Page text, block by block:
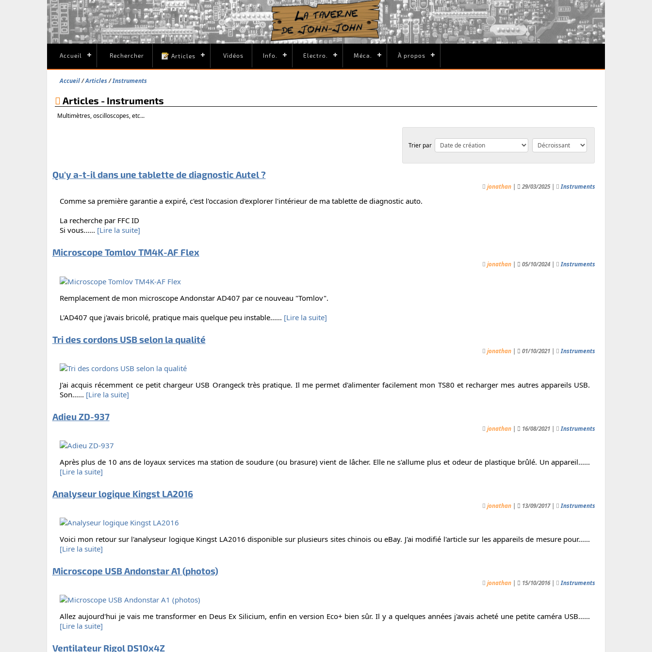
Accueil Rechercher Articles Vidéos Info. Electro. Méca. À propos
Accueil Articles Instruments
Articles - Instruments
Multimètres, oscilloscopes, etc...
Trier par
Qu'y a-t-il dans une tablette de diagnostic Autel ?
jonathan | 29/03/2025 | Instruments
Comme sa première garantie a expiré, c'est l'occasion d'explorer l'intérieur de ma tablette de diagnostic auto.
La recherche par FFC ID
Si vous...... [Lire la suite]
Microscope Tomlov TM4K-AF Flex
jonathan | 05/10/2024 | Instruments
Remplacement de mon microscope Andonstar AD407 par ce nouveau "Tomlov".
L'AD407 que j'avais bricolé, pratique mais quelque peu instable...... [Lire la suite]
Tri des cordons USB selon la qualité
jonathan | 01/10/2021 | Instruments
J'ai acquis récemment ce petit chargeur USB Orangeck très pratique. Il me permet d'alimenter facilement mon TS80 et recharger mes autres appareils USB.
Son...... [Lire la suite]
Adieu ZD-937
jonathan | 16/08/2021 | Instruments
Après plus de 10 ans de loyaux services ma station de soudure (ou brasure) vient de lâcher. Elle ne s'allume plus et odeur de plastique brûlé. Un appareil......
[Lire la suite]
Analyseur logique Kingst LA2016
jonathan | 13/09/2017 | Instruments
Voici mon retour sur l'analyseur logique Kingst LA2016 disponible sur plusieurs sites chinois ou eBay. J'ai modifié l'article sur les appareils de mesure pour......
[Lire la suite]
Microscope USB Andonstar A1 (photos)
jonathan | 15/10/2016 | Instruments
Allez aujourd'hui je vais me transformer en Deus Ex Silicium, enfin en version Eco+ bien sûr. Il y a quelques années j'avais acheté une petite caméra USB......
[Lire la suite]
Ventilateur Rigol DS10x4Z